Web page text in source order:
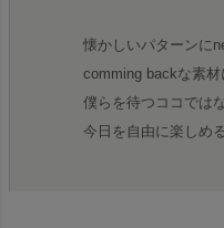
懐かしいパターンに
comming backな素材
僕らを待つココでは
今日を自由に楽しめ